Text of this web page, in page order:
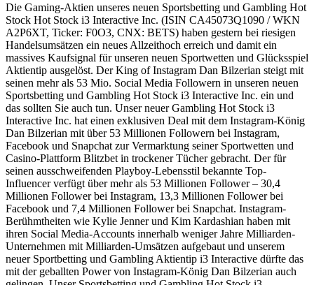
Die Gaming-Aktien unseres neuen Sportsbetting und Gambling Hot
Stock Hot Stock i3 Interactive Inc. (ISIN CA45073Q1090 / WKN
A2P6XT, Ticker: F0O3, CNX: BETS) haben gestern bei riesigen
Handelsumsätzen ein neues Allzeithoch erreich und damit ein
massives Kaufsignal für unseren neuen Sportwetten und Glücksspiel
Aktientip ausgelöst. Der King of Instagram Dan Bilzerian steigt mit
seinen mehr als 53 Mio. Social Media Followern in unseren neuen
Sportsbetting und Gambling Hot Stock i3 Interactive Inc. ein und
das sollten Sie auch tun. Unser neuer Gambling Hot Stock i3
Interactive Inc. hat einen exklusiven Deal mit dem Instagram-König
Dan Bilzerian mit über 53 Millionen Followern bei Instagram,
Facebook und Snapchat zur Vermarktung seiner Sportwetten und
Casino-Plattform Blitzbet in trockener Tücher gebracht. Der für
seinen ausschweifenden Playboy-Lebensstil bekannte Top-
Influencer verfügt über mehr als 53 Millionen Follower – 30,4
Millionen Follower bei Instagram, 13,3 Millionen Follower bei
Facebook und 7,4 Millionen Follower bei Snapchat. Instagram-
Berühmtheiten wie Kylie Jenner und Kim Kardashian haben mit
ihren Social Media-Accounts innerhalb weniger Jahre Milliarden-
Unternehmen mit Milliarden-Umsätzen aufgebaut und unserem
neuer Sportbetting und Gambling Aktientip i3 Interactive dürfte das
mit der geballten Power von Instagram-König Dan Bilzerian auch